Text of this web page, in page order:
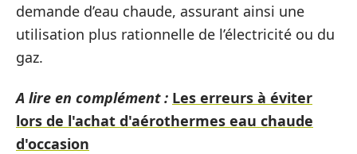
demande d’eau chaude, assurant ainsi une
utilisation plus rationnelle de l’électricité ou du
gaz.
A lire en complément : Les erreurs à éviter
lors de l'achat d'aérothermes eau chaude
d'occasion